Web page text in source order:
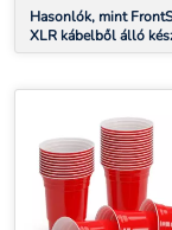
Hasonlók, mint
XLR kábelből álló
male female-re